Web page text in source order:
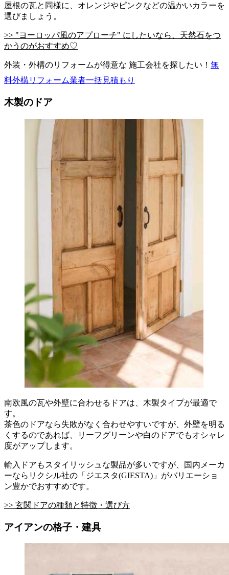
屋根の瓦と同様に、オレンジやピンクなどの温かいカラーを
選びましょう。
>> "ヨーロッパ風のアプローチ" にしたいなら、天然石をつ
かうのがおすすめ♡
外装・外構のリフォームが得意な 施工会社を探したい！ 無
料外構リフォーム業者一括見積もり
木製のドア
南欧風の瓦や外壁に合わせるドアは、木製タイプが最適で
す。
茶色のドアなら失敗がなく合わせやすいですが、外壁を明る
くするのであれば、リーフグリーンや白のドアでもオシャレ
度がアップします。
輸入ドアもスタイリッシュな製品が多いですが、国内メーカ
ーならリクシル社の「ジエスタ(GIESTA)」がバリエーショ
ン豊かでおすすめです。
>> 玄関ドアの種類と特徴・選び方
アイアンの格子・建具